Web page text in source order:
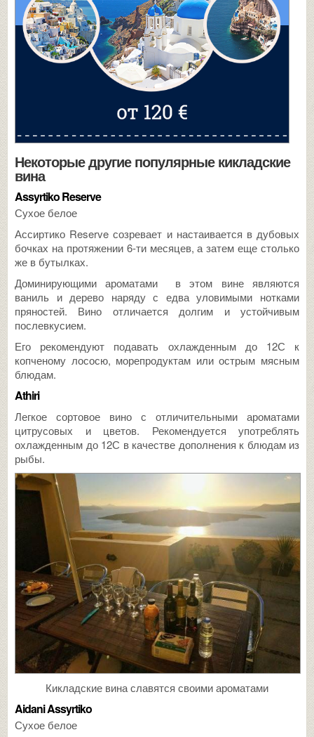
Некоторые другие популярные кикладские
вина
Assyrtiko Reserve
Сухое белое
Ассиртико Reserve созревает и настаивается в дубовых
бочках на протяжении 6-ти месяцев, а затем еще столько
же в бутылках.
Доминирующими ароматами в этом вине являются
ваниль и дерево наряду с едва уловимыми нотками
пряностей. Вино отличается долгим и устойчивым
послевкусием.
Его рекомендуют подавать охлажденным до 12С к
копченому лососю, морепродуктам или острым мясным
блюдам.
Athiri
Легкое сортовое вино с отличительными ароматами
цитрусовых и цветов. Рекомендуется употреблять
охлажденным до 12С в качестве дополнения к блюдам из
рыбы.
Кикладские вина славятся своими ароматами
Aidani Assyrtiko
Сухое белое